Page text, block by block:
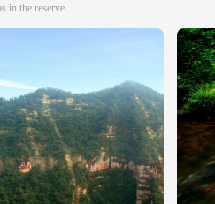
in the reserve